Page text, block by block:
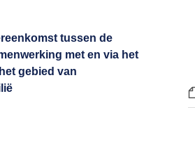
tussen de
met en via het
gebied van